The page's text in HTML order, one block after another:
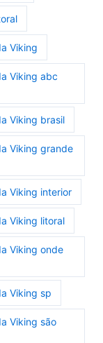
Viking
Viking abc
Viking brasil
Viking grande
Viking interior
Viking litoral
Viking onde
Viking sp
Viking são